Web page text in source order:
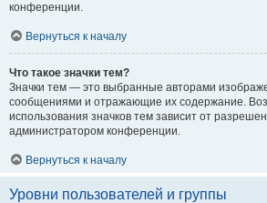
конференции.
Вернуться к началу
Что такое значки тем?
Значки тем — это выбранные авторами
сообщениями и отражающие их содержание.
использования значков тем зависит от
администратором конференции.
Вернуться к началу
Уровни пользователей и группы